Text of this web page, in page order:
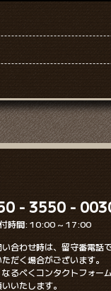
- 3550 -
時間: 10:00 ~ 17:00
合わせ時は、留守番電話
だく場合がございます。
るべくコンタクトフォー
いたします。